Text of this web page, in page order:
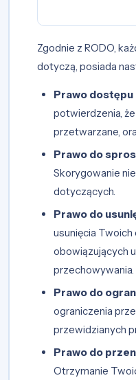
Zgodnie z RODO,
dotyczą, posiada
Prawo dostępu
potwierdzenia,
przetwarzane,
Prawo do
Skorygowanie
dotyczących.
Prawo do
usunięcia
obowiązujących
przechowywania.
Prawo do
ograniczenia
przewidzianych
Prawo do
Otrzymanie